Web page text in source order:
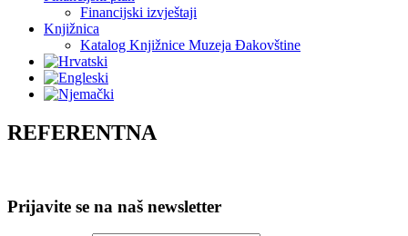
Financijski izvještaji
Knjižnica
Katalog Knjižnice Muzeja Đakovštine
REFERENTNA
Prijavite se na naš newsletter